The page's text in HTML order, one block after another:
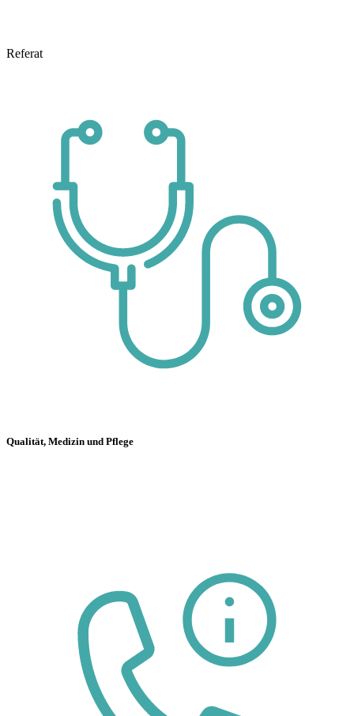
Referat
Qualität, Medizin und Pflege